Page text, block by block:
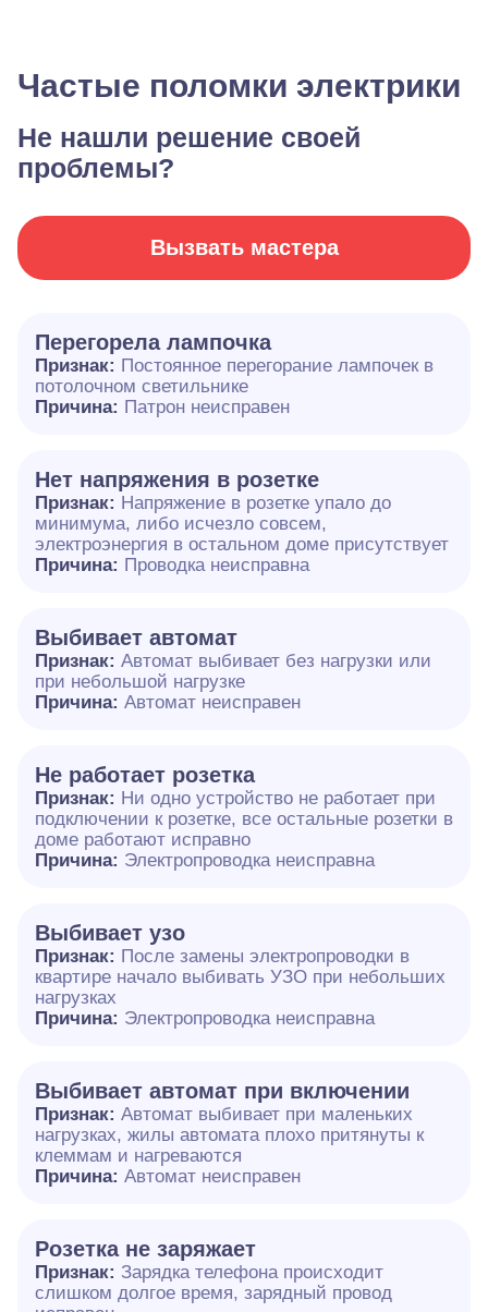
Частые поломки электрики
Не нашли решение своей
проблемы?
Вызвать мастера
Перегорела лампочка
Признак: Постоянное перегорание лампочек в
потолочном светильнике
Причина: Патрон неисправен
Нет напряжения в розетке
Признак: Напряжение в розетке упало до
минимума, либо исчезло совсем,
электроэнергия в остальном доме присутствует
Причина: Проводка неисправна
Выбивает автомат
Признак: Автомат выбивает без нагрузки или
при небольшой нагрузке
Причина: Автомат неисправен
Не работает розетка
Признак: Ни одно устройство не работает при
подключении к розетке, все остальные розетки в
доме работают исправно
Причина: Электропроводка неисправна
Выбивает узо
Признак: После замены электропроводки в
квартире начало выбивать УЗО при небольших
нагрузках
Причина: Электропроводка неисправна
Выбивает автомат при включении
Признак: Автомат выбивает при маленьких
нагрузках, жилы автомата плохо притянуты к
клеммам и нагреваются
Причина: Автомат неисправен
Розетка не заряжает
Признак: Зарядка телефона происходит
слишком долгое время, зарядный провод